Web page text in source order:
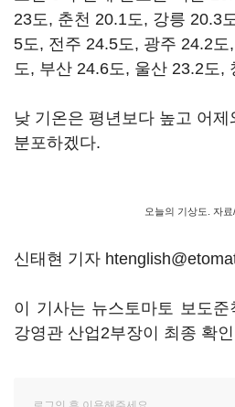
23도, 춘천 20.1도, 강릉 20.3
5도, 전주 24.5도, 광주 24.2
도, 부산 24.6도, 울산 23.2도,
낮 기온은 평년보다 높고 어
분포하겠다.
오늘의 기상도. 자료
신태현 기자
이 기사는 뉴스토마토 보도
강영관 산업2부장이 최종 확